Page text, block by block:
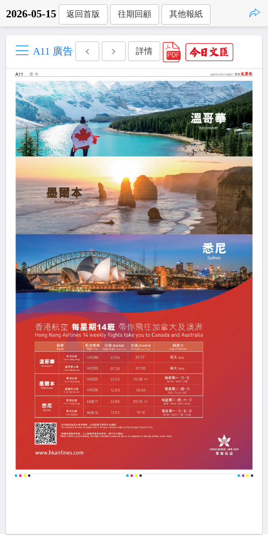
2026-05-15 返回首版 往期回顧 其他報紙
A11 廣告 詳情